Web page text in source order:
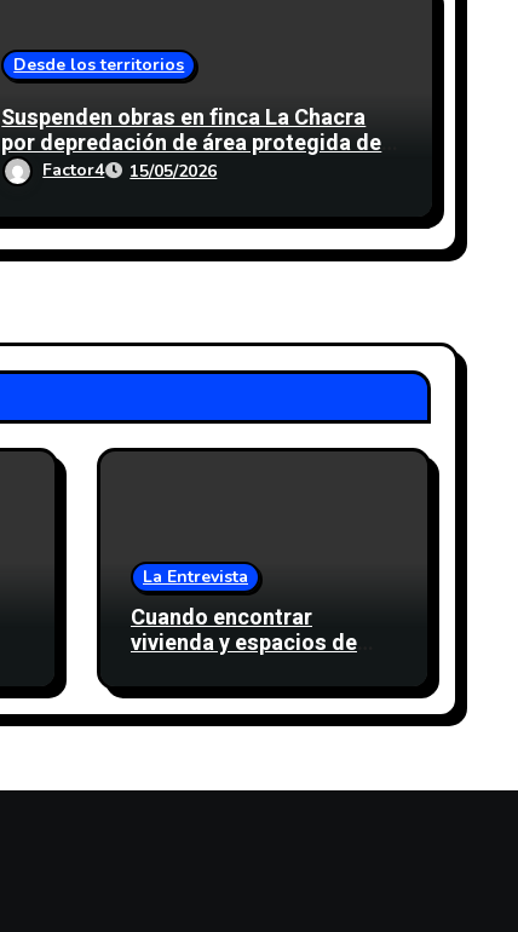
Desde los territorios
Suspenden obras en finca La Chacra
por depredación de área protegida del
cinturón verde en Antigua Guatemala
Factor4 15/05/2026
La Entrevista
Cuando encontrar
vivienda y espacios de
cuestión de confianza